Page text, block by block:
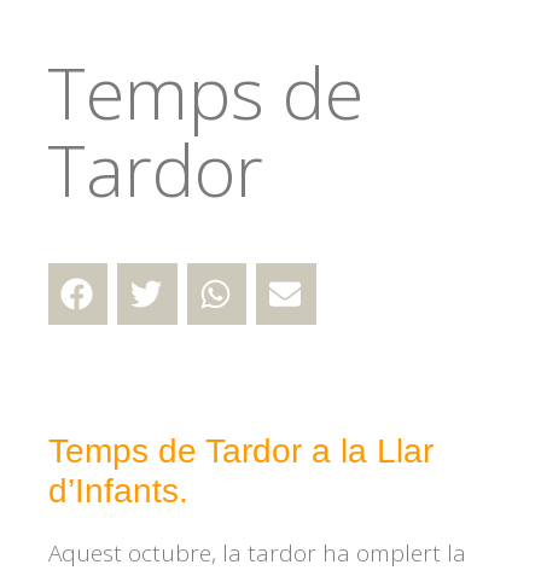
Temps de
Tardor
Temps de Tardor a la Llar
d’Infants.
Aquest octubre, la tardor ha omplert la